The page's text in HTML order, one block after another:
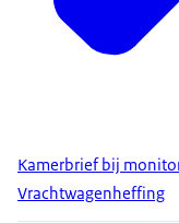
Kamerbrief bij
Vrachtwagenheffing